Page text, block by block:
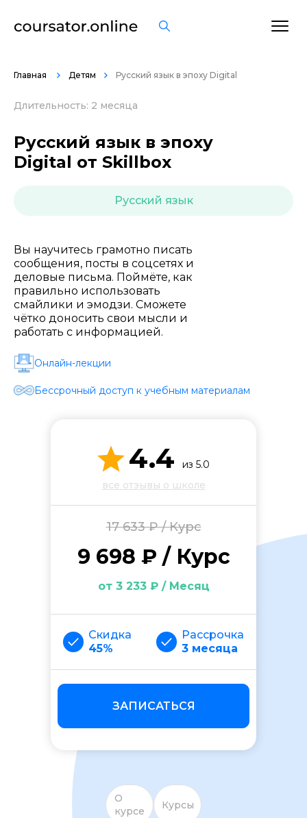
Главная Детям Русский язык в эпоху Digital
Длительность: 2 месяца
Русский язык в эпоху
Digital от Skillbox
Русский язык
Вы научитесь грамотно писать
сообщения, посты в соцсетях и
деловые письма. Поймёте, как
правильно использовать
смайлики и эмодзи. Сможете
чётко доносить свои мысли и
работать с информацией.
Онлайн-лекции
Бессрочный доступ к учебным материалам
4.4
из 5.0
все отзывы о школе
17 633 ₽ / Курс
9 698 ₽ / Курс
от 3 233 ₽ / Месяц
Скидка
45%
Рассрочка
3 месяца
ЗАПИСАТЬСЯ
О
курсе
Курсы
Стоимость *
Подача материала *
Уровень организации *